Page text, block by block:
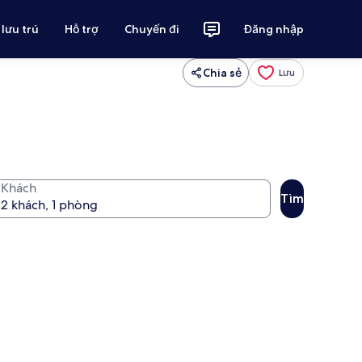
trú Hỗ trợ Chuyến đi Đăng nhập
Chia sẻ Lưu
Khách
Tìm